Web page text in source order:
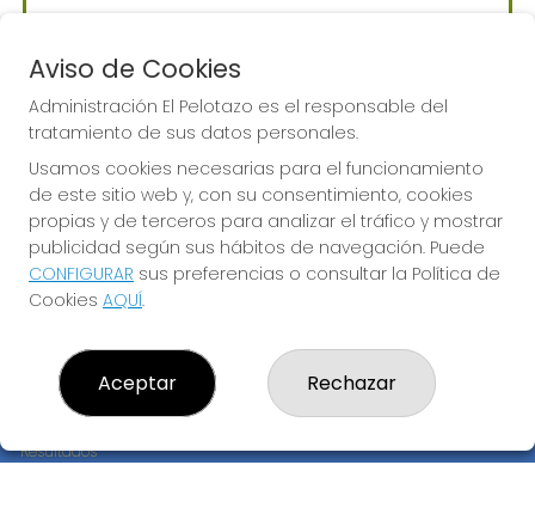
JUGAR BONOLOTO
Imagen anterior
ADMINISTRACIÓN EL PELOTAZO
¿Quiénes somos?
Resultados
Aviso de Cookies
Administración El Pelotazo es el responsable del
tratamiento de sus datos personales.
Usamos cookies necesarias para el funcionamiento
de este sitio web y, con su consentimiento, cookies
propias y de terceros para analizar el tráfico y mostrar
publicidad según sus hábitos de navegación. Puede
CONFIGURAR sus preferencias o consultar la Política de
Cookies AQUÍ.
Aceptar Rechazar